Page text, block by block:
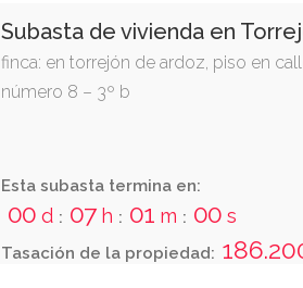
Subasta de vivienda en
finca: en torrejón de ardoz, piso en
número 8 – 3º b
Esta subasta termina en:
00 d : 07 h : 00m : 59s
Tasación de la propiedad: